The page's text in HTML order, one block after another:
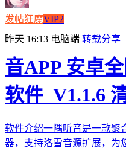
发帖狂魔VIP2
昨天 16:13 电脑端 转载分享
音APP 安卓
软件_V1.1.6
软件介绍一隅听音是一款聚
器，支持洛雪音源扩展，为